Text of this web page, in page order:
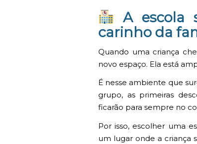
A escola
carinho da
Quando uma criança
novo espaço. Ela está
É nesse ambiente que
grupo, as primeiras
ficarão para sempre no
Por isso, escolher uma
um lugar onde a criança